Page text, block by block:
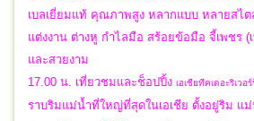
เบลเยี่ยมแท้ คุณภาพสูง หลากแบบ หลายสไ
แต่งงาน ต่างหู กำไลมือ สร้อยข้อมือ จี้เพชร
และสวยงาม
17.00 น. เที่ยวชมและช็อปปิ้ง เอเชียทีคเดอะริเวอ
ราบริมแม่น้ำที่ใหญ่ที่สุดในเอเชีย ตั้งอยู่ริม แม่